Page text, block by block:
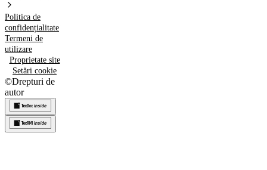
Politica de
confidențialitate
Termeni de
utilizare
Proprietate site
Setări cookie
©Drepturi de
autor